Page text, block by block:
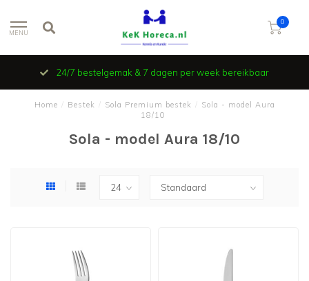
MENU
0
24/7 bestelgemak & 7 dagen per week bereikbaar
Home Bestek Sola Premium bestek
Sola - model Aura
18/10
Sola - model Aura 18/10